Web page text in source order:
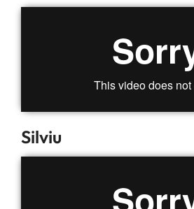
Silviu